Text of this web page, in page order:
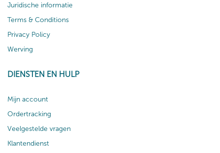
Juridische informatie
Terms & Conditions
Privacy Policy
Werving
DIENSTEN EN HULP
Mijn account
Ordertracking
Veelgestelde vragen
Klantendienst